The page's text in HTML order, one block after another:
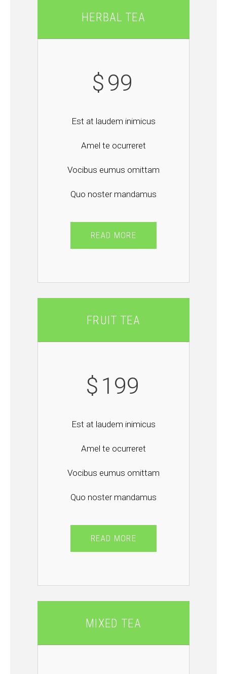
HERBAL TEA
$99
Est at laudem inimicus
Amel te ocurreret
Vocibus eumus omittam
Quo noster mandamus
READ MORE
FRUIT TEA
$ 199
Est at laudem inimicus
Amel te ocurreret
Vocibus eumus omittam
Quo noster mandamus
READ MORE
MIXED TEA